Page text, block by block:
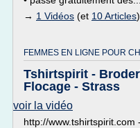
→ 1 Vidéos (et 10 Articles
FEMMES EN LIGNE POUR
Tshirtspirit -
Flocage - Strass
voir la vidéo
http://